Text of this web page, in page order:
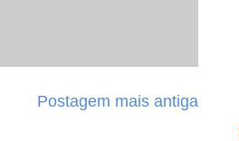
Postagem mais antiga